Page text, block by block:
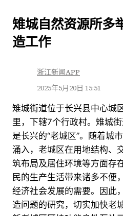
雉城自然资源所多
造工作
浙江新闻APP
2025年5月20日 15:51
雉城街道位于长兴县中心城
里，下辖7个行政村。雉城
是长兴的“老城区”。随着城
涌入，老城区在用地结构、
筑布局及居住环境等方面存
民的生产生活带来诸多不便
经济社会发展的需要。因此
造问题的研究，切实加快老